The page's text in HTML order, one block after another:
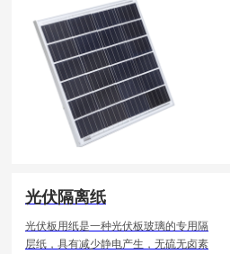
光伏隔离纸
光伏板用纸是一种光伏板玻璃的专用隔
层纸，具有减少静电产生，无硫无卤素